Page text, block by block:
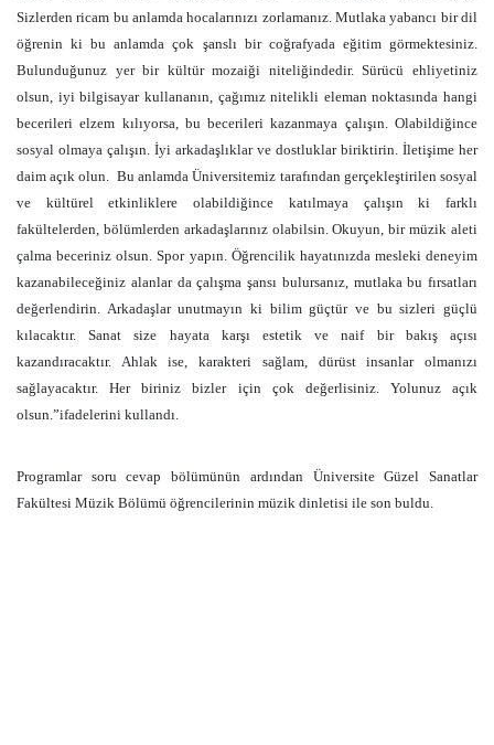
Sizlerden ricam bu anlamda hocalarınızı zorlamanız. Mutlaka yabancı bir dil
öğrenin ki bu anlamda çok şanslı bir coğrafyada eğitim görmektesiniz.
Bulunduğunuz yer bir kültür mozaiği niteliğindedir. Sürücü ehliyetiniz
olsun, iyi bilgisayar kullananın, çağımız nitelikli eleman noktasında hangi
becerileri elzem kılıyorsa, bu becerileri kazanmaya çalışın. Olabildiğince
sosyal olmaya çalışın. İyi arkadaşlıklar ve dostluklar biriktirin. İletişime her
daim açık olun. Bu anlamda Üniversitemiz tarafından gerçekleştirilen sosyal
ve kültürel etkinliklere olabildiğince katılmaya çalışın ki farklı
fakültelerden, bölümlerden arkadaşlarınız olabilsin. Okuyun, bir müzik aleti
çalma beceriniz olsun. Spor yapın. Öğrencilik hayatınızda mesleki deneyim
kazanabileceğiniz alanlar da çalışma şansı bulursanız, mutlaka bu fırsatları
değerlendirin. Arkadaşlar unutmayın ki bilim güçtür ve bu sizleri güçlü
kılacaktır. Sanat size hayata karşı estetik ve naif bir bakış açısı
kazandıracaktır. Ahlak ise, karakteri sağlam, dürüst insanlar olmanızı
sağlayacaktır. Her biriniz bizler için çok değerlisiniz. Yolunuz açık
olsun.”ifadelerini kullandı.
Programlar soru cevap bölümünün ardından Üniversite Güzel Sanatlar
Fakültesi Müzik Bölümü öğrencilerinin müzik dinletisi ile son buldu.